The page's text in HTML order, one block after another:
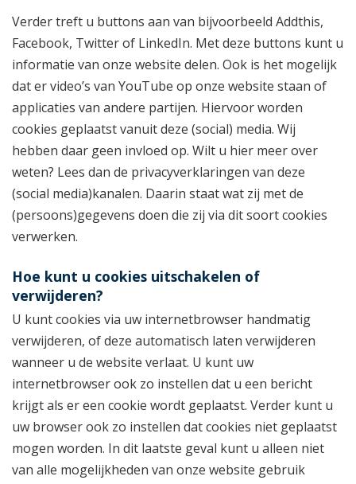
Verder treft u buttons aan van bijvoorbeeld Addthis,
Facebook, Twitter of LinkedIn. Met deze buttons kunt u
informatie van onze website delen. Ook is het mogelijk
dat er video’s van YouTube op onze website staan of
applicaties van andere partijen. Hiervoor worden
cookies geplaatst vanuit deze (social) media. Wij
hebben daar geen invloed op. Wilt u hier meer over
weten? Lees dan de privacyverklaringen van deze
(social media)kanalen. Daarin staat wat zij met de
(persoons)gegevens doen die zij via dit soort cookies
verwerken.
Hoe kunt u cookies uitschakelen of
verwijderen?
U kunt cookies via uw internetbrowser handmatig
verwijderen, of deze automatisch laten verwijderen
wanneer u de website verlaat. U kunt uw
internetbrowser ook zo instellen dat u een bericht
krijgt als er een cookie wordt geplaatst. Verder kunt u
uw browser ook zo instellen dat cookies niet geplaatst
mogen worden. In dit laatste geval kunt u alleen niet
van alle mogelijkheden van onze website gebruik